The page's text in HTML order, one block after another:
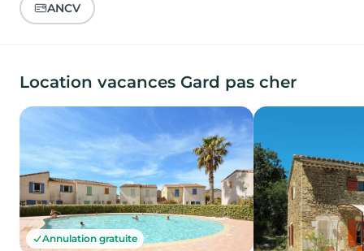
ANCV
Location vacances Gard pas cher
Annulation gratuite